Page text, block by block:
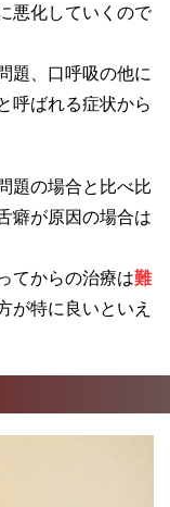
悪化していくので
題、口呼吸の他に
呼ばれる症状から
題の場合と比べ比
癖が原因の場合は
てからの治療は難
が特に良いといえ